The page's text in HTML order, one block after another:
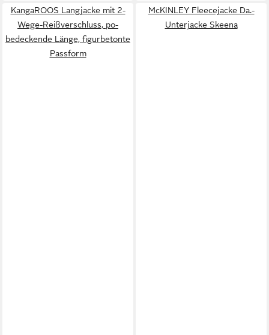
KangaROOS Langjacke mit 2-
Wege-Reißverschluss, po-
bedeckende Länge, figurbetonte
Passform
McKINLEY Fleecejacke Da.-
Unterjacke Skeena